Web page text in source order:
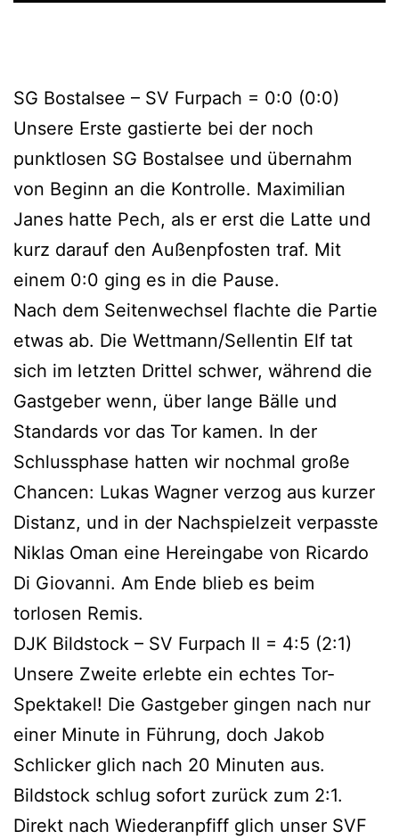
SG Bostalsee – SV Furpach = 0:0 (0:0)
Unsere Erste gastierte bei der noch
punktlosen SG Bostalsee und übernahm
von Beginn an die Kontrolle. Maximilian
Janes hatte Pech, als er erst die Latte und
kurz darauf den Außenpfosten traf. Mit
einem 0:0 ging es in die Pause.
Nach dem Seitenwechsel flachte die Partie
etwas ab. Die Wettmann/Sellentin Elf tat
sich im letzten Drittel schwer, während die
Gastgeber wenn, über lange Bälle und
Standards vor das Tor kamen. In der
Schlussphase hatten wir nochmal große
Chancen: Lukas Wagner verzog aus kurzer
Distanz, und in der Nachspielzeit verpasste
Niklas Oman eine Hereingabe von Ricardo
Di Giovanni. Am Ende blieb es beim
torlosen Remis.
DJK Bildstock – SV Furpach II = 4:5 (2:1)
Unsere Zweite erlebte ein echtes Tor-
Spektakel! Die Gastgeber gingen nach nur
einer Minute in Führung, doch Jakob
Schlicker glich nach 20 Minuten aus.
Bildstock schlug sofort zurück zum 2:1.
Direkt nach Wiederanpfiff glich unser SVF